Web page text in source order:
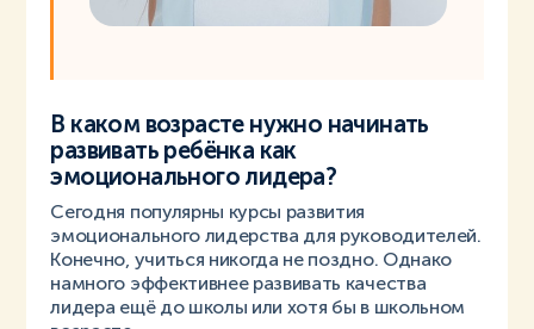
В каком возрасте нужно начинать
развивать ребёнка как
эмоционального лидера?
Сегодня популярны курсы развития
эмоционального лидерства для руководителей.
Конечно, учиться никогда не поздно. Однако
намного эффективнее развивать качества
лидера ещё до школы или хотя бы в школьном